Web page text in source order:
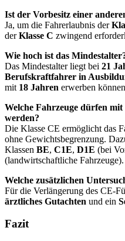
Ist der Vorbesitz einer
Ja, um die Fahrerlaubnis der
derKlasse C zwingend
Wie hoch ist das
Das Mindestalter liegt bei 21
Berufskraftfahrer in
mit 18 Jahren erwerben
Welche Fahrzeuge dürfen
werden?
Die Klasse CE ermöglicht das
ohne Gewichtsbegrenzung.
Klassen BE, C1E, D1E (bei
(landwirtschaftliche Fahrzeuge).
Welche zusätzlichen
Für die Verlängerung des CE-
ärztliches Gutachten und ein
Fazit